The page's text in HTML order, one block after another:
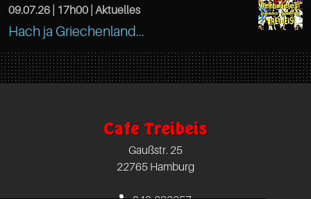
Hamburg
DE
22765
Treibeis
Altona
Gaußstr.
25
09.07.26 | 17h00 | Aktuelles
Hach ja Griechenland...
https://www.facebook.com/
Café
Treibeis
Café Treibeis
Gaußstr. 25
22765 Hamburg